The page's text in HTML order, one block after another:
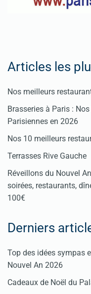
Articles les
Nos meilleurs
Brasseries à Paris :
Parisiennes en 2026
Nos 10 meilleurs
Terrasses Rive Gauche
Réveillons du Nouvel
soirées, restaurants,
100€
Derniers
Top des idées sympas
Nouvel An 2026
Cadeaux de Noël du